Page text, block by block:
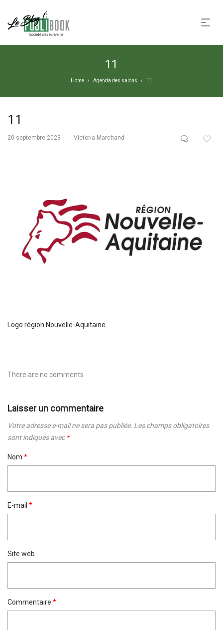
11
Home / Agenda des salons / 11
11
Posted
20 septembre 2023 byVictoria Marchand
Logo région Nouvelle-Aquitaine
There are no comments
Laisser un commentaire
Votre adresse e-mail ne sera pas publiée. Les champs obligatoires
sont indiqués avec *
Nom *
E-mail *
Site web
Commentaire *